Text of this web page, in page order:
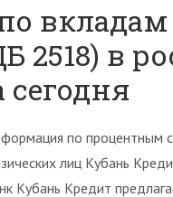
2518) в
сегодня
по процентным
лиц Кубань
Кубань Кредит